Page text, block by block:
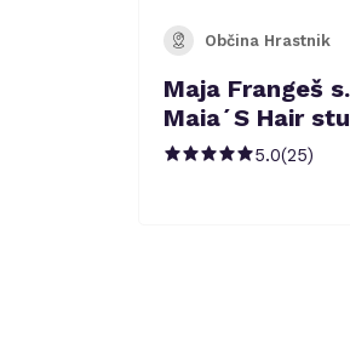
Občina Hrastnik
Maja Frangeš
Maia´S Hair
5.0(25)